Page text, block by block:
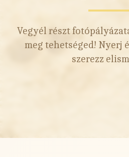
Vegyél részt
meg tehetséged! Nyerj
szerezz